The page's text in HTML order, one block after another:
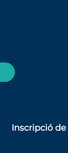
Inscripció de